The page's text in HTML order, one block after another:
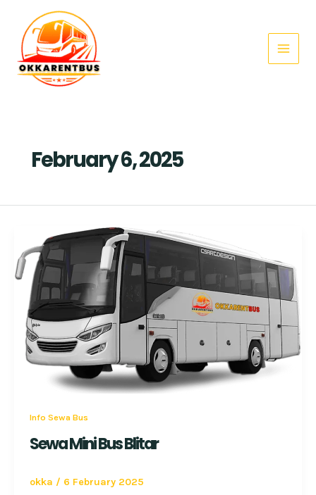
content
Menu
February 6, 2025
Info Sewa Bus
Sewa Mini Bus Blitar
okka / 6 February 2025